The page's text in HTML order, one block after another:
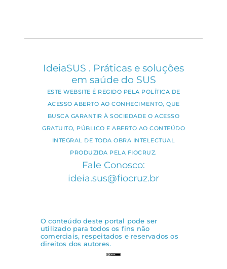
IdeiaSUS . Práticas e soluções
em saúde do SUS
ESTE WEBSITE É REGIDO PELA POLÍTICA DE
ACESSO ABERTO AO CONHECIMENTO, QUE
BUSCA GARANTIR À SOCIEDADE O ACESSO
GRATUITO, PÚBLICO E ABERTO AO CONTEÚDO
INTEGRAL DE TODA OBRA INTELECTUAL
PRODUZIDA PELA FIOCRUZ.
Fale Conosco:
ideia.sus@fiocruz.br
O conteúdo deste portal pode ser
utilizado para todos os fins não
comerciais, respeitados e reservados os
direitos dos autores.